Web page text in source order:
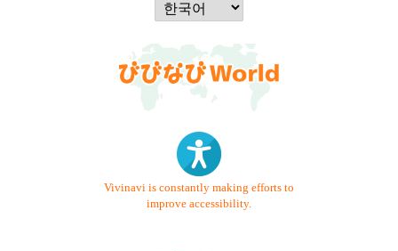
Vivinavi is constantly making efforts to
improve accessibility.